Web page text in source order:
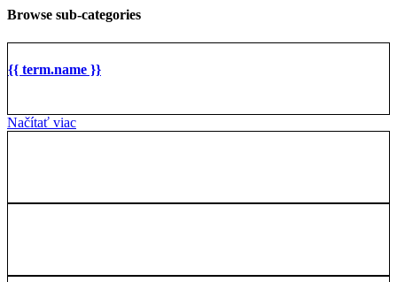
Browse sub-categories
{{ term.name }}
Načítať viac